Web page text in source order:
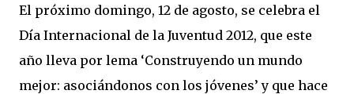
El próximo domingo, 12 de agosto, se celebra el
Día Internacional de la Juventud 2012, que este
año lleva por lema ‘Construyendo un mundo
mejor: asociándonos con los jóvenes’ y que hace